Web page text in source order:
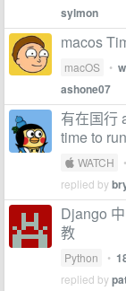
sylmon
macos
macOS •
ashone07
有在国行
time to
 WATCH •
replied by
Django
教
Python •
replied by